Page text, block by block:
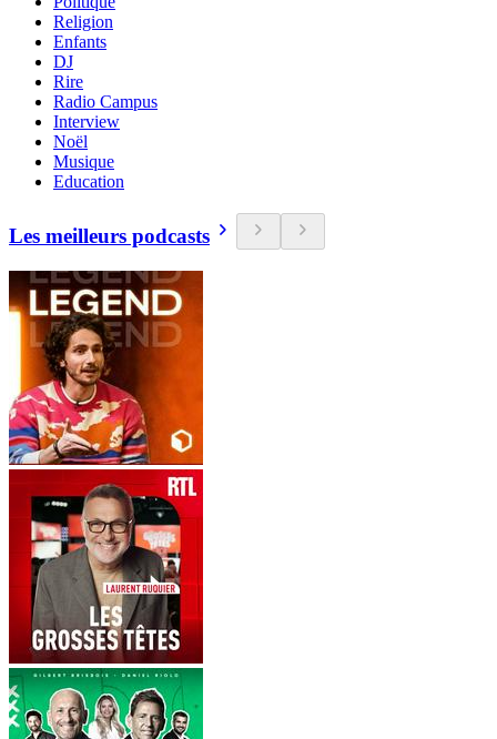
Religion
Enfants
DJ
Rire
Radio Campus
Interview
Noël
Musique
Education
Les meilleurs podcasts